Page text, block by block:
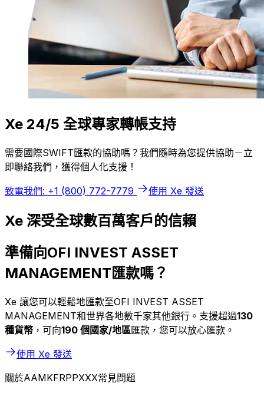
Xe 24/5 全球專家轉帳支持
需要國際SWIFT匯款的協助嗎？我們隨時為您提供協助－立
即聯絡我們，獲得個人化支援！
致電我們: +1 (800) 772-7779 使用 Xe 發送
Xe 深受全球數百萬客戶的信賴
準備向OFI INVEST ASSET
MANAGEMENT匯款嗎？
Xe 讓您可以輕鬆地匯款至OFI INVEST ASSET
MANAGEMENT和世界各地數千家其他銀行。支援超過130
種貨幣 ，可向190 個國家/地區匯款，您可以放心匯款。
使用 Xe 發送
關於AAMKFRPPXXX常見問題